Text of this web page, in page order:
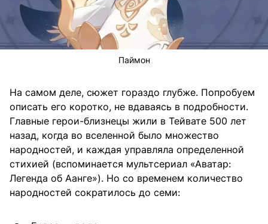
Паймон
На самом деле, сюжет гораздо глубже. Попробуем
описать его коротко, не вдаваясь в подробности.
Главные герои-близнецы жили в Тейвате 500 лет
назад, когда во вселенной было множество
народностей, и каждая управляла определенной
стихией (вспоминается мультсериал «Аватар:
Легенда об Аанге»). Но со временем количество
народностей сократилось до семи: